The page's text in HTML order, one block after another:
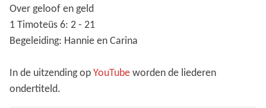
Over geloof en geld
1 Timoteüs 6: 2 - 21
Begeleiding: Hannie en Carina
In de uitzending op YouTube worden de liederen
ondertiteld.